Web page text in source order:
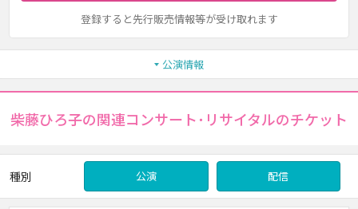
登録すると先行販売情報等が受け取れます
公演情報
柴藤ひろ子の関連コンサート･リサイタルのチケット
種別 公演 配信